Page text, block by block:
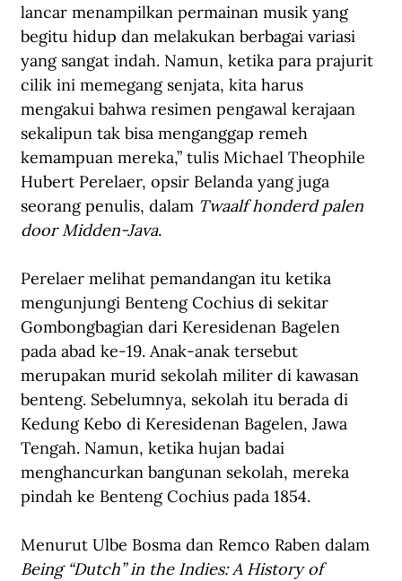
lancar menampilkan permainan musik yang
begitu hidup dan melakukan berbagai variasi
yang sangat indah. Namun, ketika para prajurit
cilik ini memegang senjata, kita harus
mengakui bahwa resimen pengawal kerajaan
sekalipun tak bisa menganggap remeh
kemampuan mereka,” tulis Michael Theophile
Hubert Perelaer, opsir Belanda yang juga
seorang penulis, dalam Twaalf honderd palen
door Midden-Java.
Perelaer melihat pemandangan itu ketika
mengunjungi Benteng Cochius di sekitar
Gombongbagian dari Keresidenan Bagelen
pada abad ke-19. Anak-anak tersebut
merupakan murid sekolah militer di kawasan
benteng. Sebelumnya, sekolah itu berada di
Kedung Kebo di Keresidenan Bagelen, Jawa
Tengah. Namun, ketika hujan badai
menghancurkan bangunan sekolah, mereka
pindah ke Benteng Cochius pada 1854.
Menurut Ulbe Bosma dan Remco Raben dalam
Being “Dutch” in the Indies: A History of